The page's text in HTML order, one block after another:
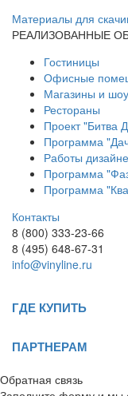
Материалы для
РЕАЛИЗОВАННЫЕ
Гостиницы
Офисные
Магазины и
Рестораны
Проект "Битва
Программа
Работы
Программа
Программа
Контакты
8 (800) 333-23-66
8 (495) 648-67-31
info@vinyline.ru
ГДЕ КУПИТЬ
ПАРТНЕРАМ
Обратная связь